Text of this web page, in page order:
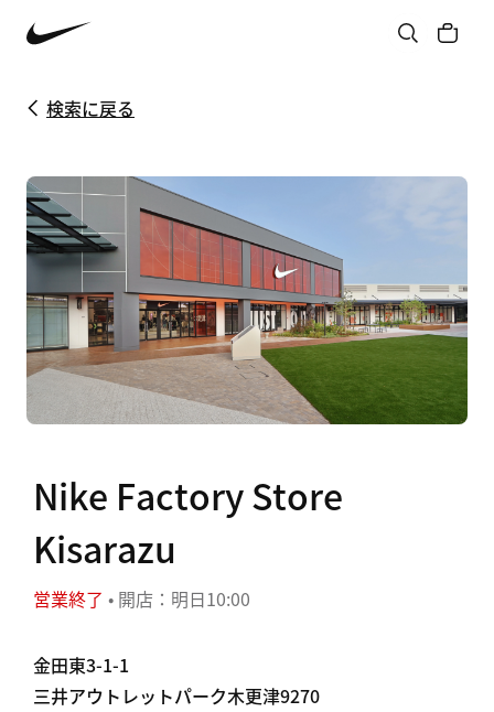
検索に戻る
Nike Factory Store
Kisarazu
営業終了 • 開店：明日10:00
金田東3-1-1
三井アウトレットパーク木更津9270